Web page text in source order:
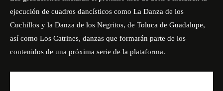
ejecución de cuadros dancísticos como La Danza de los
Cuchillos y la Danza de los Negritos, de Toluca de Guadalupe,
así como Los Catrines, danzas que formarán parte de los
contenidos de una próxima serie de la plataforma.